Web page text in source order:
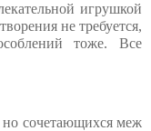
игрушкой
не требуется,
тоже. Все
но сочетающихся меж